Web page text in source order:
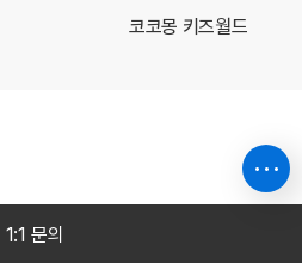
코코몽 키즈월드
1:1 문의